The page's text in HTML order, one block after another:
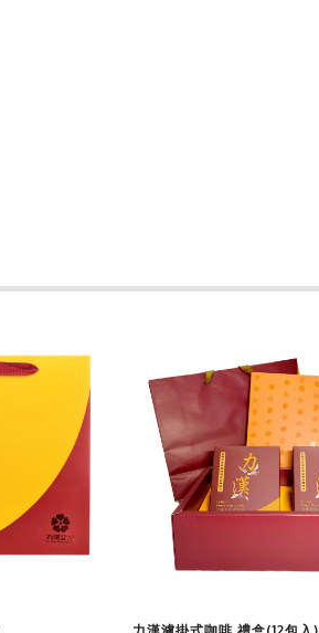
查看商品
力漢濾掛式咖啡 禮盒(12包入)